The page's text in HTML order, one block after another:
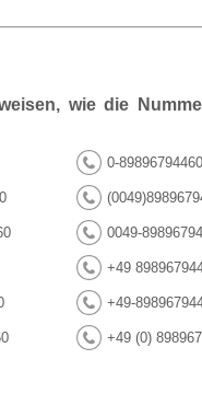
wie die
0-89896794460
0049-
+49
+49-
+49 (0)